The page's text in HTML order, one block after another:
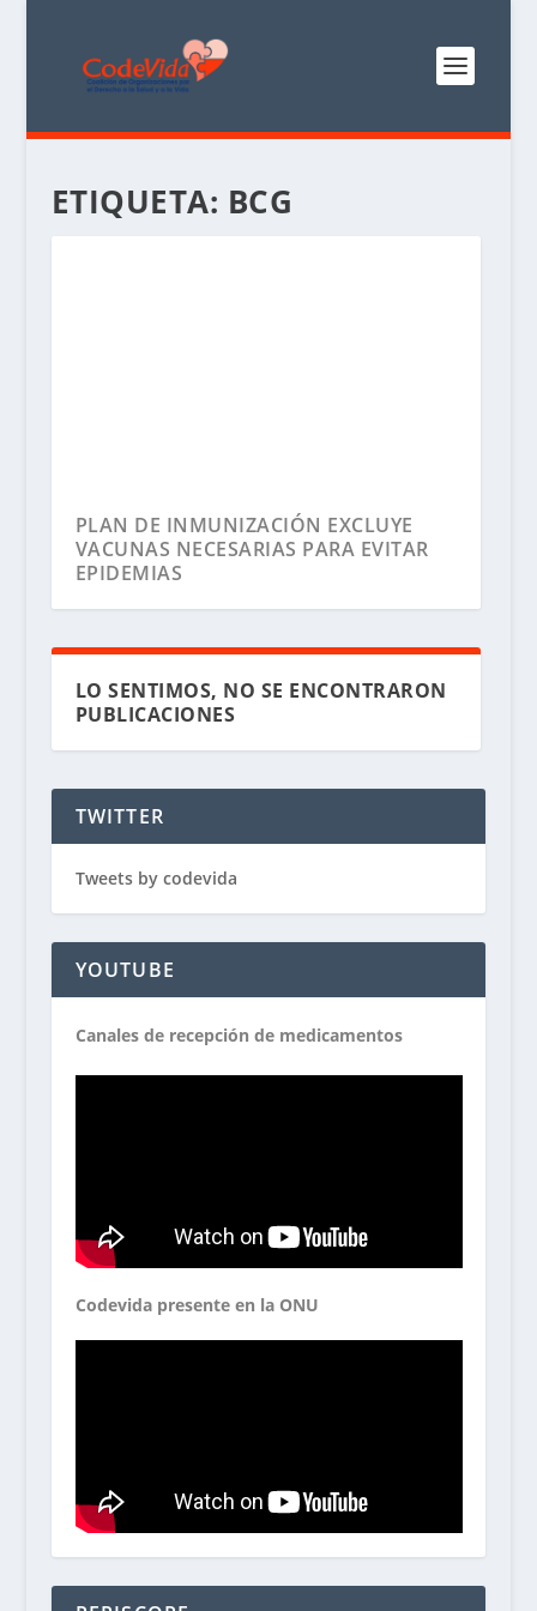
ETIQUETA: BCG
PLAN DE INMUNIZACIÓN EXCLUYE
VACUNAS NECESARIAS PARA EVITAR
EPIDEMIAS
LO SENTIMOS, NO SE ENCONTRARON
PUBLICACIONES
TWITTER
Tweets by codevida
YOUTUBE
Canales de recepción de medicamentos
Codevida presente en la ONU